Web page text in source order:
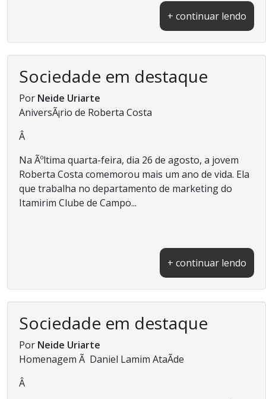
+ continuar lendo
Sociedade em destaque
Por Neide Uriarte
AniversÃ¡rio de Roberta Costa
Â
Na Ãºltima quarta-feira, dia 26 de agosto, a jovem
Roberta Costa comemorou mais um ano de vida. Ela
que trabalha no departamento de marketing do
Itamirim Clube de Campo...
+ continuar lendo
Sociedade em destaque
Por Neide Uriarte
Homenagem Ã Daniel Lamim AtaÃ­de
Â